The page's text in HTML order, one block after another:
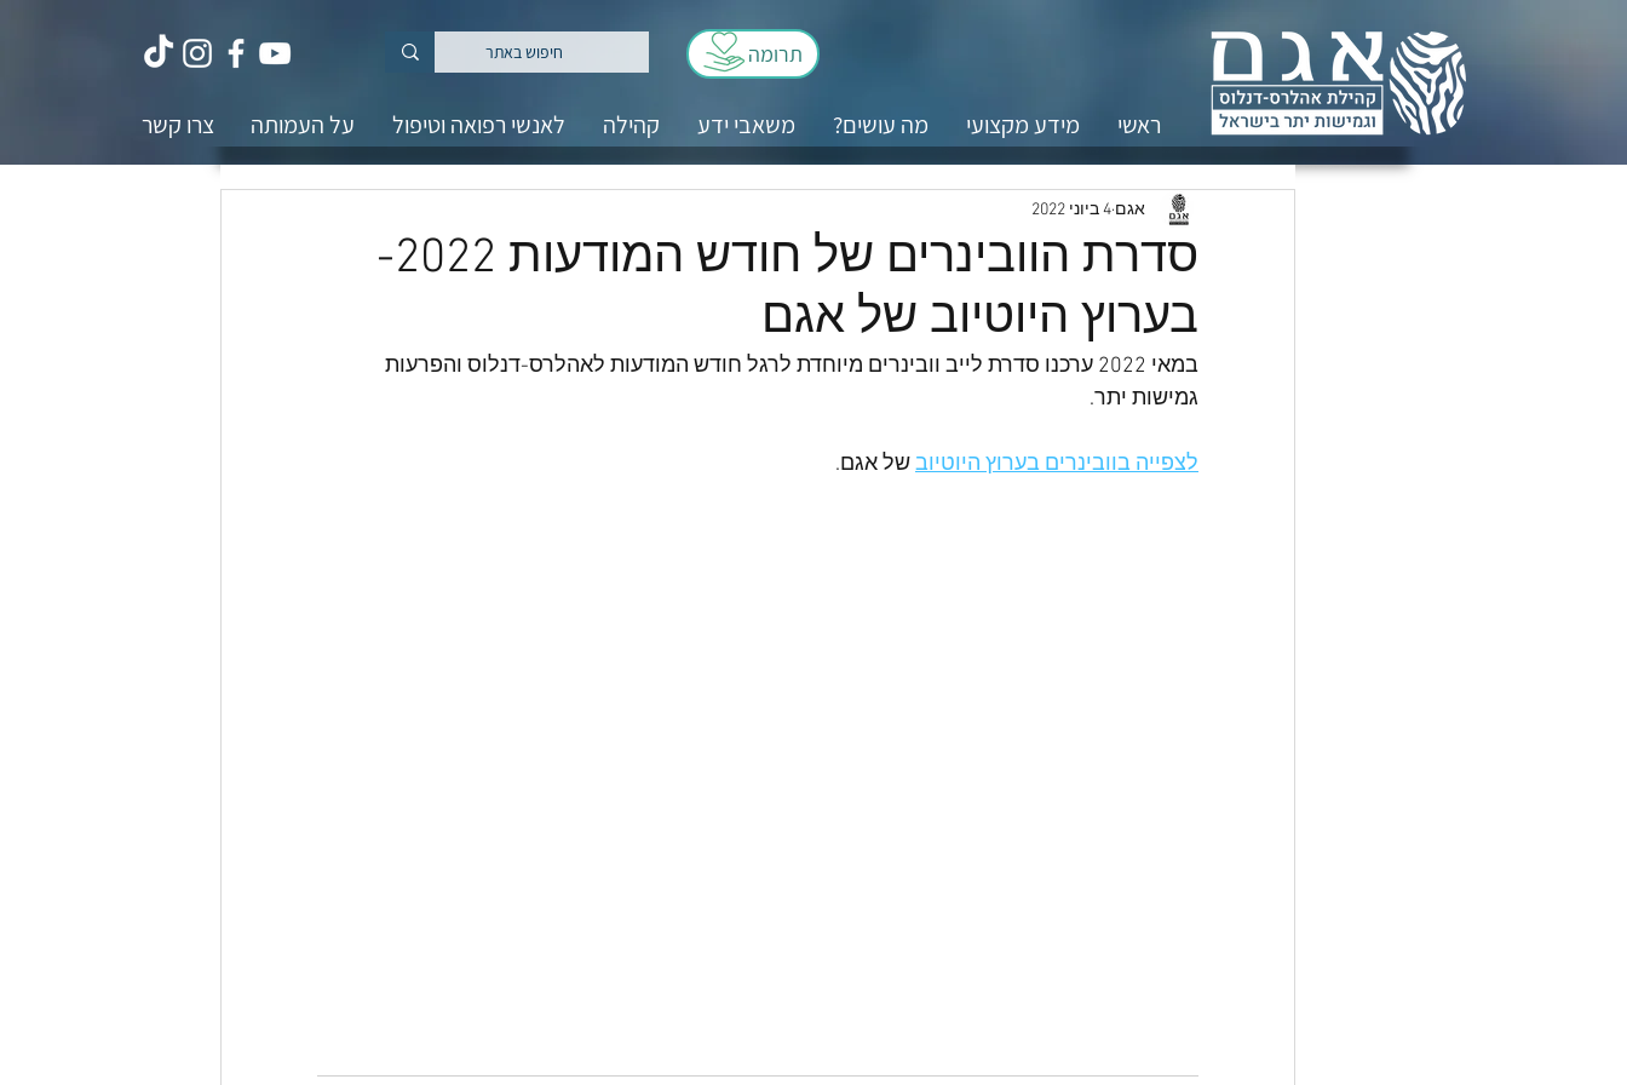
תרומה
ראשי מידע מקצועי מה עושים? משאבי ידע קהילה לאנשי רפואה וטיפול על העמותה צרו קשר
סדרת הוובינרים של חודש המודעות 2022-
בערוץ היוטיוב של אגם
אגם 4 ביוני 2022
במאי 2022 ערכנו סדרת לייב וובינרים מיוחדת לרגל חודש המודעות לאהלרס-דנלוס והפרעות
גמישות יתר.
לצפייה בוובינרים בערוץ היוטיוב של אגם.